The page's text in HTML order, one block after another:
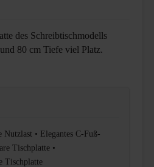
des Schreibtischmodells
80 cm Tiefe viel Platz.
Nutzlast • Elegantes C-Fuß-
Tischplatte •
Tischplatte